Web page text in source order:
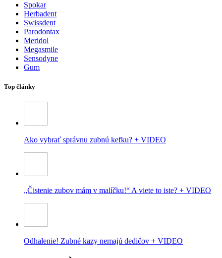
Spokar
Herbadent
Swissdent
Parodontax
Meridol
Megasmile
Sensodyne
Gum
Top články
Ako vybrať správnu zubnú kefku? + VIDEO
„Čistenie zubov mám v malíčku!“ A viete to iste? + VIDEO
Odhalenie! Zubné kazy nemajú dedičov + VIDEO